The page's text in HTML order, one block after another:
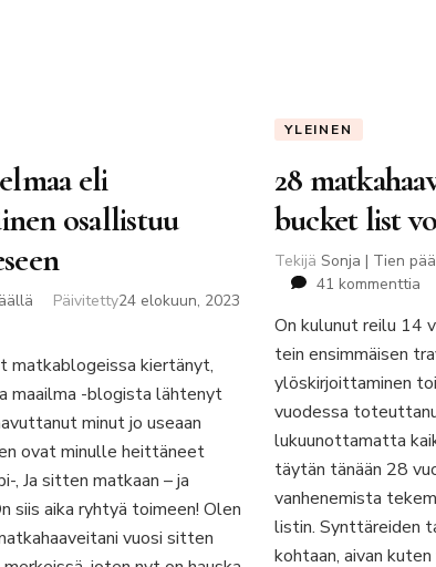
eli
osallistuu
Päivitetty24 elokuun, 2023
reissu-
unelmaa
eli
osallistuu
blogihaasteeseen
matkablogeissa kiertänyt,
maailma -blogista lähtenyt
minut jo useaan
ovat minulle heittäneet
, Ja sitten matkaan – ja
siis aika ryhtyä toimeen! Olen
vuosi sitten
YLEINEN
28
bucket list
Tekijä Sonja | Tien
41 kommenttia
–
2
On kulunut reilu 14
tein ensimmäisen
ylöskirjoittaminen
vuodessa
lukuunottamatta
täytän tänään 28
vanhenemista
listin. Synttäreiden
kohtaan, aivan